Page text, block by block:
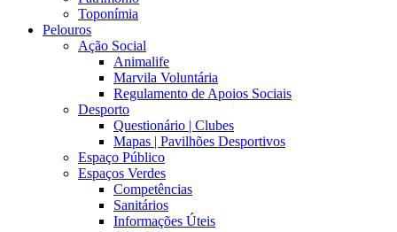
Toponímia
Pelouros
Ação Social
Animalife
Marvila Voluntária
Regulamento de Apoios Sociais
Desporto
Questionário | Clubes
Mapas | Pavilhões Desportivos
Espaço Público
Espaços Verdes
Competências
Sanitários
Informações Úteis